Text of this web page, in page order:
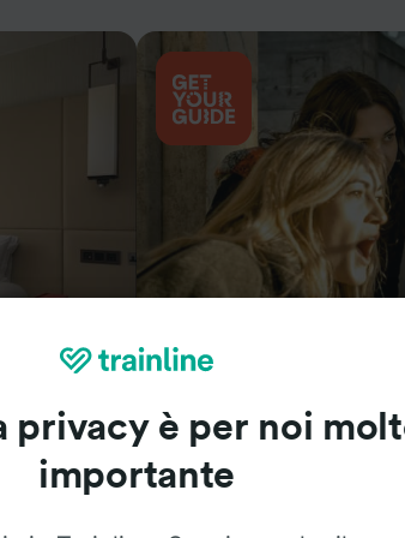
privacy è per noi
importante